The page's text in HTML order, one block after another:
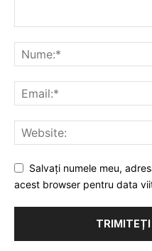
Salvați numele meu,
acest browser pentru data